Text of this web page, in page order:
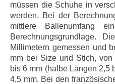
müssen die Schuhe in
werden. Bei der
mittlere Ballenumfang
Berechnungsgrundlage.
Millimetern gemessen und
mm bei Size und Stich,
bis 6 mm (halbe Längen 2,5
4,5 mm. Bei den